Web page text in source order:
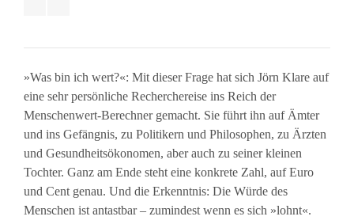
»Was bin ich wert?«: Mit dieser Frage hat sich Jörn Klare auf
eine sehr persönliche Recherchereise ins Reich der
Menschenwert-Berechner gemacht. Sie führt ihn auf Ämter
und ins Gefängnis, zu Politikern und Philosophen, zu Ärzten
und Gesundheitsökonomen, aber auch zu seiner kleinen
Tochter. Ganz am Ende steht eine konkrete Zahl, auf Euro
und Cent genau. Und die Erkenntnis: Die Würde des
Menschen ist antastbar – zumindest wenn es sich »lohnt«.